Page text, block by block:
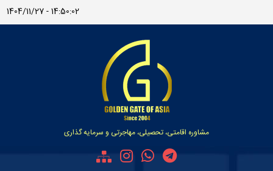
1404/11/27 - 14:50:02
مشاوره اقامتی، تحصیلی، مهاجرتی و سرمایه گذاری